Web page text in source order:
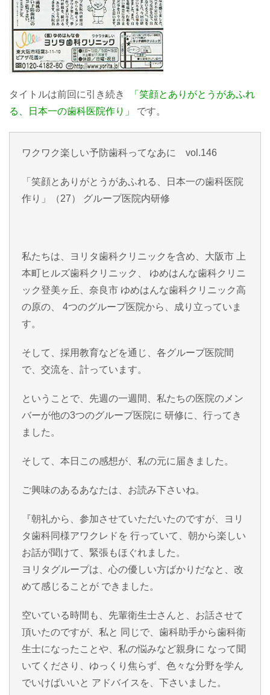
タイトルは前回に引き続き
「笑顔とありがとうがあふれ
る、日本一の歯科医院作り」
です。
ワクワク楽しい予防歯科ってなあに vol.146
「笑顔とありがとうがあふれる、日本一の歯科医院
作り」（27） グループ医院内研修
私たちは、ヨリタ歯科クリニックを含め、大阪市 上
本町ヒルズ歯科クリニック、 ゆめはんな歯科クリニ
ック登美ヶ丘、奈良市 ゆめはんな歯科クリニック高
の原の、 4つのグループ医院から、成り立っていま
す。
そして、採用教育などを通じ、各グループ医院間
で、交流を、計っています。
ということで、先週の一週間、私たちの医院のメン
バーが他の3つのグループ医院に 研修に、行ってき
ました。
そして、本日この感想が、私の元に届きました。
ご興味のあるあなたは、お読み下さいね。
『朝礼から、参加させていただいたのですが、ヨリ
タ歯科同様アワクレドを 行っていて、朝から楽しい
お話が聞けて、緊張もほぐれました。
ヨリタグループは、心の優しい方ばかりだなと、改
めて感じることが できました。
空いている時間も、先輩衛生士さんと、お話させて
頂いたのですが、私と 同じで、歯科助手から歯科衛
生士になったことや、私の悩みなど親身に なって聞
いてくださり、ゆっくり焦らず、色々な分野を学ん
でいけばいいと アドバイスを、下さいました。